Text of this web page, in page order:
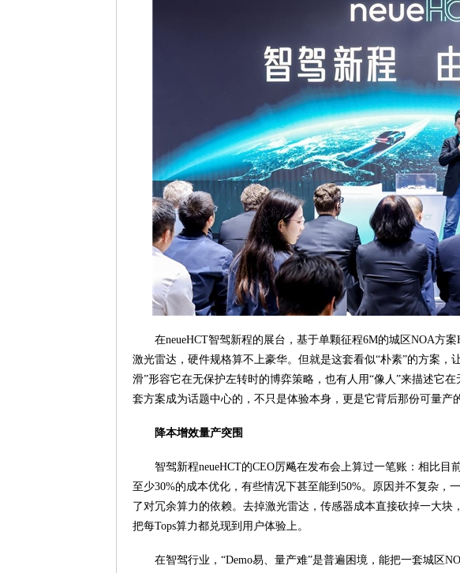
在neueHCT智驾新程的展台，基于单颗征程6M的城区NOA方
激光雷达，硬件规格算不上豪华。但就是这套看似“朴素”的方案，
滑”形容它在无保护左转时的博弈策略，也有人用“像人”来描述它
套方案成为话题中心的，不只是体验本身，更是它背后那份可量产的
降本增效量产突围
智驾新程neueHCT的CEO厉飚在发布会上算过一笔账：相比目
至少30%的成本优化，有些情况下甚至能到50%。原因并不复杂，
了对冗余算力的依赖。去掉激光雷达，传感器成本直接砍掉一大
把每Tops算力都兑现到用户体验上。
在智驾行业，“Demo易、量产难”是普遍困境，能把一套城区